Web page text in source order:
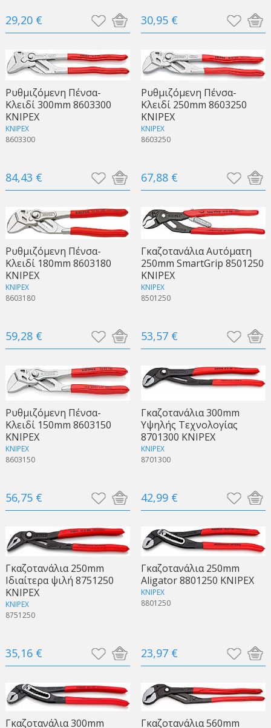
29,20 € 30,95 €
Ρυθμιζόμενη Πένσα-
Κλειδί 300mm 8603300
KNIPEX
KNIPEX
8603300
84,43 €
Ρυθμιζόμενη Πένσα-
Κλειδί 250mm 8603250
KNIPEX
KNIPEX
8603250
67,88 €
Ρυθμιζόμενη Πένσα-
Κλειδί 180mm 8603180
KNIPEX
KNIPEX
8603180
59,28 €
Γκαζοτανάλια Αυτόματη
250mm SmartGrip 8501250
KNIPEX
KNIPEX
8501250
53,57 €
Ρυθμιζόμενη Πένσα-
Κλειδί 150mm 8603150
KNIPEX
KNIPEX
8603150
56,75 €
Γκαζοτανάλια 300mm
Υψηλής Τεχνολογίας
8701300 KNIPEX
KNIPEX
8701300
42,99 €
Γκαζοτανάλια 250mm
Ιδιαίτερα ψιλή 8751250
KNIPEX
KNIPEX
8751250
35,16 €
Γκαζοτανάλια 250mm
Aligator 8801250 KNIPEX
KNIPEX
8801250
23,97 €
Γκαζοτανάλια 300mm Γκαζοτανάλια 560mm